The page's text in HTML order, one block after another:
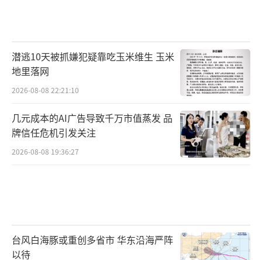
潜逃10天被抓嫌犯疑靠吃玉米维生 玉米
地里落网
2026-08-08 22:21:10
几元成本的AI广告导致千万市值蒸发 品
牌信任危机引发关注
2026-08-08 19:36:27
台风白海豚或重创多省市 华东沿海严阵
以待